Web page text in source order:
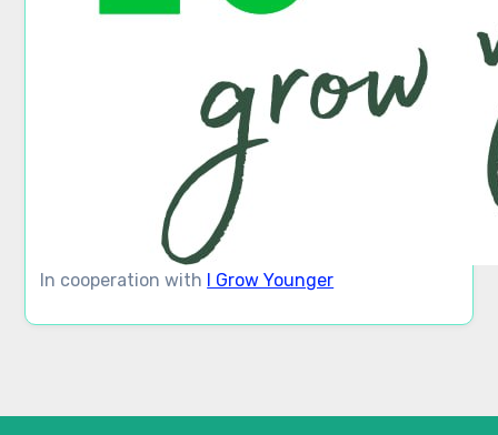
In cooperation with I Grow Younger